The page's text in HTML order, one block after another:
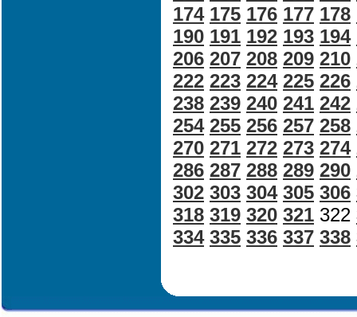
174 175 176 177 178
190 191 192 193 194
206 207 208 209 210
222 223 224 225 226
238 239 240 241 242
254 255 256 257 258
270 271 272 273 274
286 287 288 289 290
302 303 304 305 306
318 319 320 321 322
334 335 336 337 338